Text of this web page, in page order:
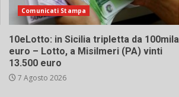
Comunicati Stampa
10eLotto: in Sicilia tripletta da 100mila
euro – Lotto, a Misilmeri (PA) vinti
13.500 euro
7 Agosto 2026